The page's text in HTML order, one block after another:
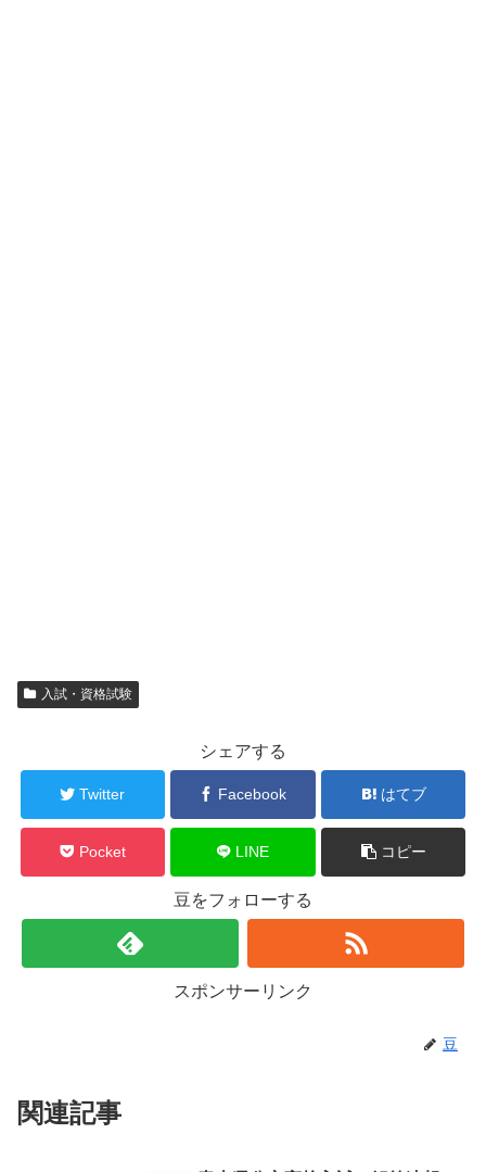
入試・資格試験
シェアする
Twitter Facebook はてブ
Pocket LINE コピー
豆をフォローする
スポンサーリンク
豆
関連記事